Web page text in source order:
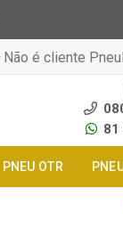
Não é cliente
81
PNEU OTR